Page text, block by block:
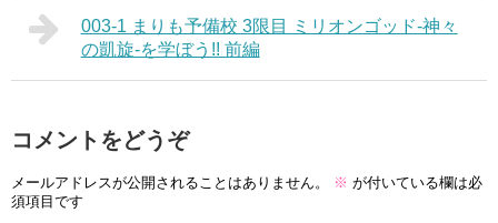
003-1 まりも予備校 3限目 ミリオンゴッド-神々
の凱旋-を学ぼう!! 前編
コメントをどうぞ
メールアドレスが公開されることはありません。 ※ が付いている欄は必
須項目です